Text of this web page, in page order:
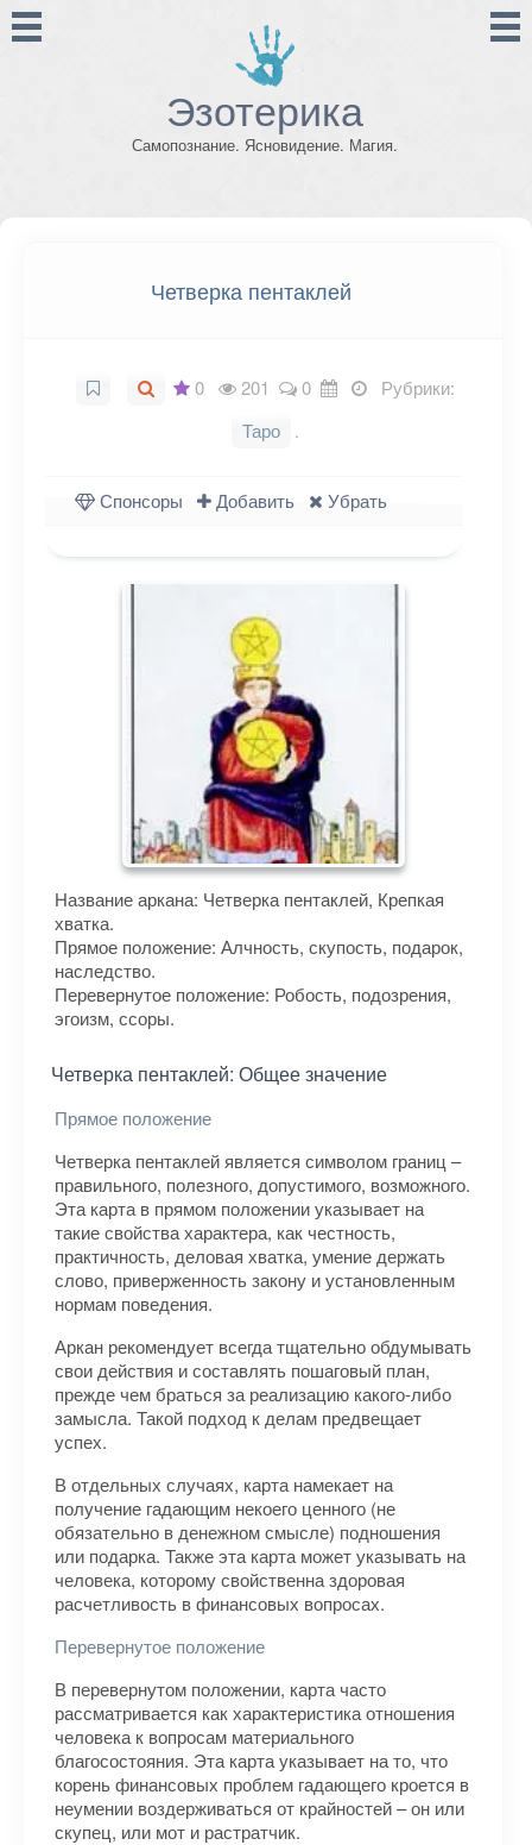
Эзотерика
Самопознание. Ясновидение. Магия.
Четверка пентаклей
0 201 0
Рубрики:
Таро
.
Спонсоры Добавить Убрать
Название аркана: Четверка пентаклей, Крепкая
хватка.
Прямое положение: Алчность, скупость, подарок,
наследство.
Перевернутое положение: Робость, подозрения,
эгоизм, ссоры.
Четверка пентаклей: Общее значение
Прямое положение
Четверка пентаклей является символом границ –
правильного, полезного, допустимого, возможного.
Эта карта в прямом положении указывает на
такие свойства характера, как честность,
практичность, деловая хватка, умение держать
слово, приверженность закону и установленным
нормам поведения.
Аркан рекомендует всегда тщательно обдумывать
свои действия и составлять пошаговый план,
прежде чем браться за реализацию какого-либо
замысла. Такой подход к делам предвещает
успех.
В отдельных случаях, карта намекает на
получение гадающим некоего ценного (не
обязательно в денежном смысле) подношения
или подарка. Также эта карта может указывать на
человека, которому свойственна здоровая
расчетливость в финансовых вопросах.
Перевернутое положение
В перевернутом положении, карта часто
рассматривается как характеристика отношения
человека к вопросам материального
благосостояния. Эта карта указывает на то, что
корень финансовых проблем гадающего кроется в
неумении воздерживаться от крайностей – он или
скупец, или мот и растратчик.